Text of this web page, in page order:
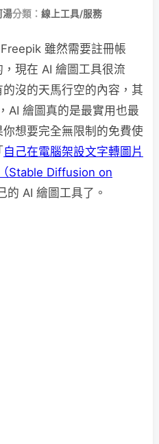
湯分類： 線上工具/服務
雖然需要註冊帳
現在 AI 繪圖工具很流
沒的天馬行空的內容，其
AI 繪圖真的是最實用也最
想要完全無限制的免費使
自己在電腦架設文字轉圖片
Stable Diffusion on
的 AI 繪圖工具了。